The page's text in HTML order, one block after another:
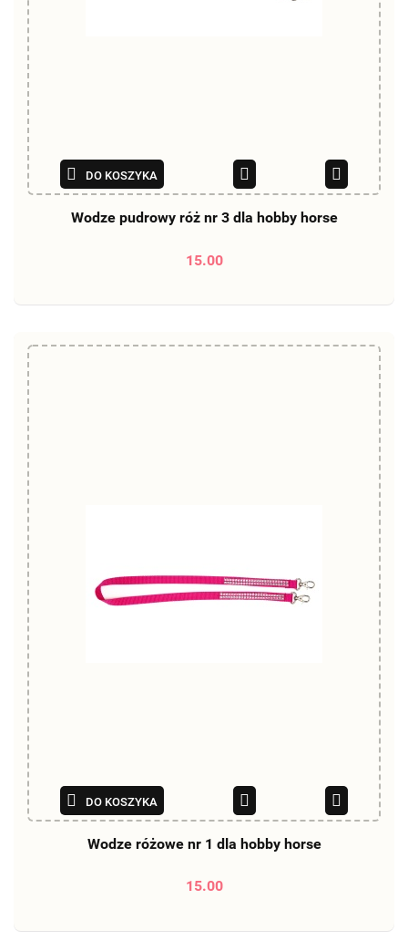
DO KOSZYKA
Wodze pudrowy róż nr 3 dla hobby horse
15.00
DO KOSZYKA
Wodze różowe nr 1 dla hobby horse
15.00